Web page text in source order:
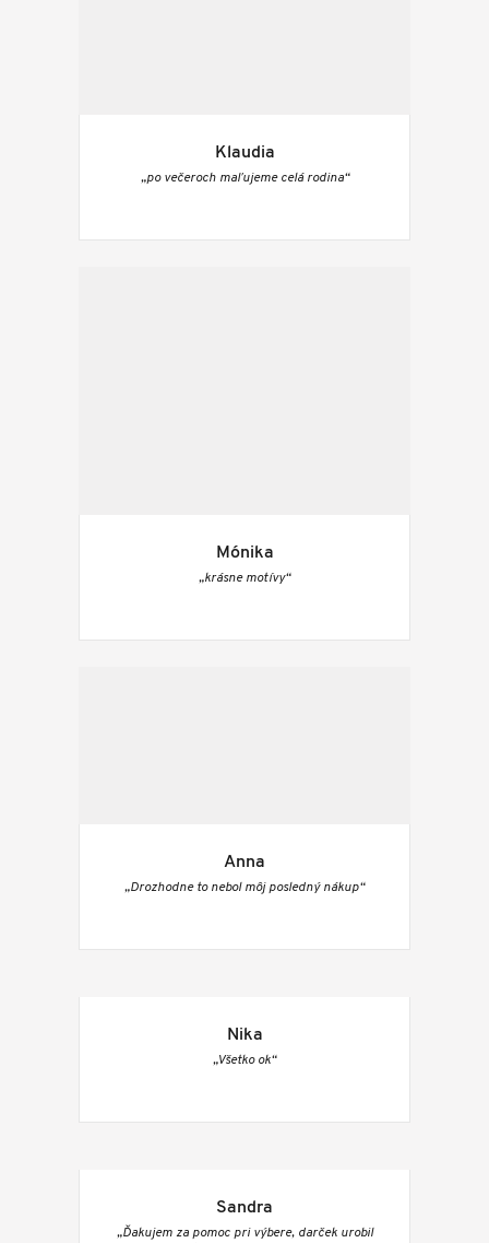
Klaudia
„po večeroch maľujeme celá rodina“
Mónika
„krásne motívy“
Anna
„Drozhodne to nebol môj posledný nákup“
Nika
„Všetko ok“
Sandra
„Ďakujem za pomoc pri výbere, darček urobil